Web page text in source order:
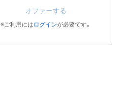
オファーする
※ご利用には ログインが必要です。